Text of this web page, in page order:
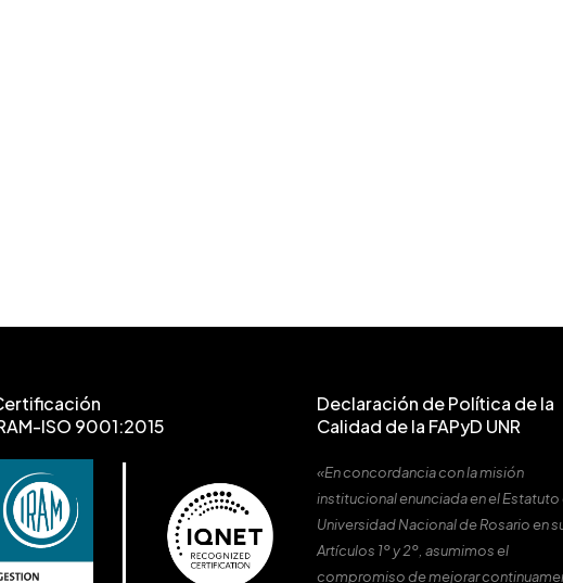
ISO 9001:2015
Declaración de Política de la
Calidad de la FAPyD UNR
«En concordancia con la misión
institucional enunciada en el Estatuto
Universidad Nacional de Rosario en
Artículos 1º y 2º, asumimos el
compromiso de mejorar